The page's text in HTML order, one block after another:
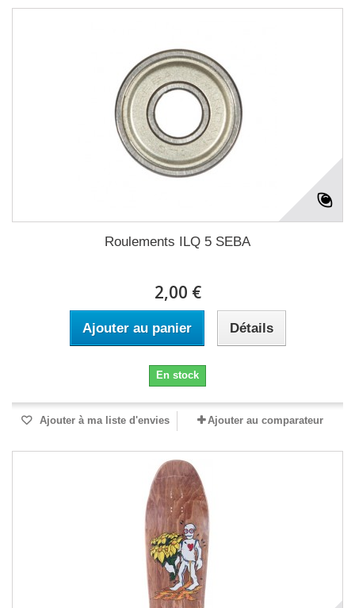
Roulements ILQ 5 SEBA
2,00 €
Ajouter au panier Détails
En stock
Ajouter à ma liste d'envies Ajouter au comparateur